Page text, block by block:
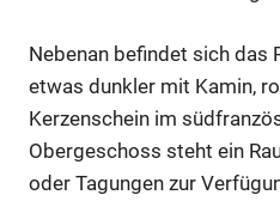
Nebenan befindet sich das
etwas dunkler mit Kamin,
Kerzenschein im
Obergeschoss steht ein
oder Tagungen zur